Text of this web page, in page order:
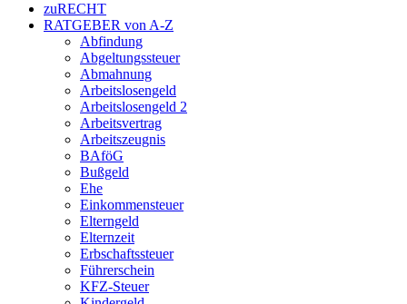
zuRECHT
RATGEBER von A-Z
Abfindung
Abgeltungssteuer
Abmahnung
Arbeitslosengeld
Arbeitslosengeld 2
Arbeitsvertrag
Arbeitszeugnis
BAföG
Bußgeld
Ehe
Einkommensteuer
Elterngeld
Elternzeit
Erbschaftssteuer
Führerschein
KFZ-Steuer